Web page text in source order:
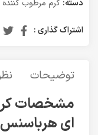
دسته: کرم مرطوب کننده
اشتراک گذاری :
توضیحات
مشخصات
ای هرباسنس